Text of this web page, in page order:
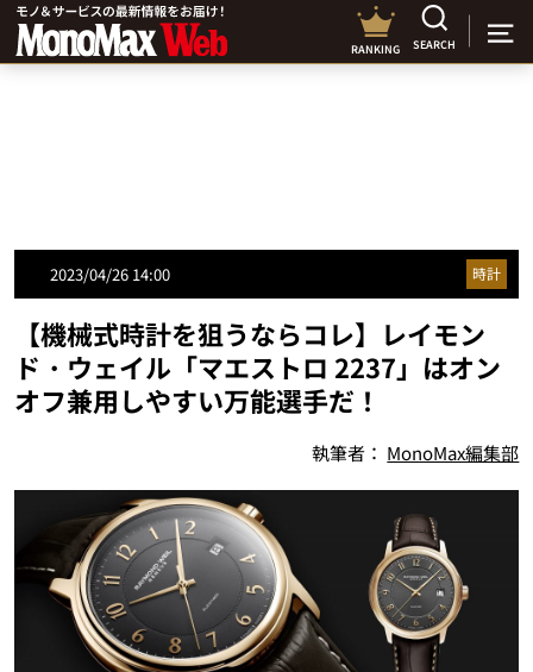
RANKING SEARCH
2023/04/26 14:00 時計
【機械式時計を狙うならコレ】レイモン
ド・ウェイル「マエストロ 2237」はオン
オフ兼用しやすい万能選手だ！
執筆者： MonoMax編集部